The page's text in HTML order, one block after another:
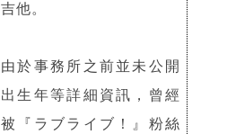
吉他。
由於事務所之前並未公開
出生年等詳細資訊，曾經
被『ラブライブ！』粉絲